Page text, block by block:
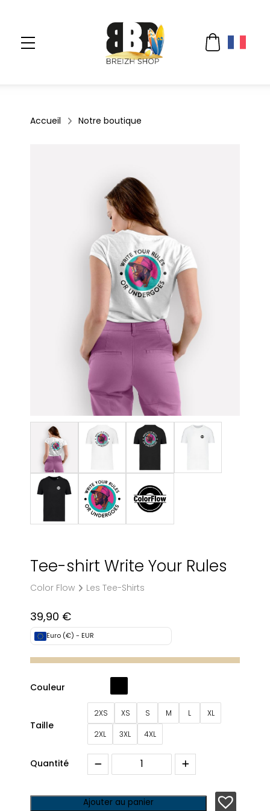
Accueil Notre boutique
Tee-shirt Write Your Rules
Color Flow Les Tee-Shirts
39,90 €
Euro (€) - EUR
Couleur
Taille
2XS XS S M L
XL
2XL
3XL 4XL
Quantité
Ajouter au panier